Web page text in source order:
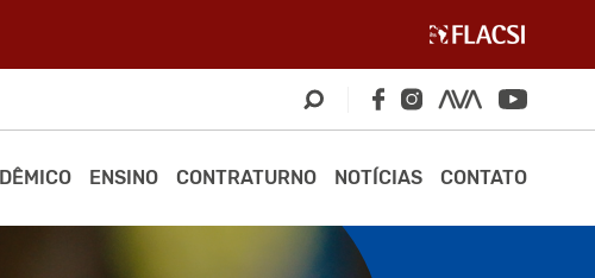
ENSINO CONTRATURNO NOTÍCIAS CONTATO